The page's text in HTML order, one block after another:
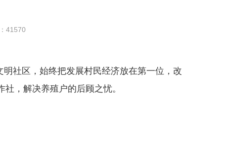
41570
社区，始终把发展村民经济放在第一位，改
，解决养殖户的后顾之忧。